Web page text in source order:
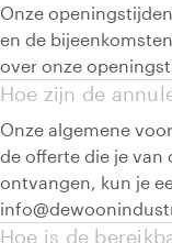
Onze
en de
over onze
Hoe zijn de
Onze algemene
de offerte die je van
ontvangen, kun je
Hoe is de